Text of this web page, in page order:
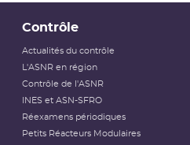
Contrôle
Actualités du contrôle
L'ASNR en région
Contrôle de l'ASNR
INES et ASN-SFRO
Réexamens périodiques
Petits Réacteurs Modulaires